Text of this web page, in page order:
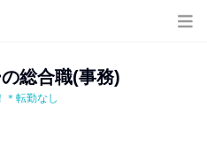
総合職(事務)
＊転勤なし